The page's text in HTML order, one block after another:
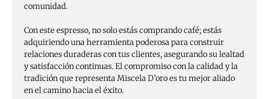
comunidad.
Con este espresso, no solo estás comprando café; estás
adquiriendo una herramienta poderosa para construir
relaciones duraderas con tus clientes, asegurando su lealtad
y satisfacción continuas. El compromiso con la calidad y la
tradición que representa Miscela D’oro es tu mejor aliado
en el camino hacia el éxito.